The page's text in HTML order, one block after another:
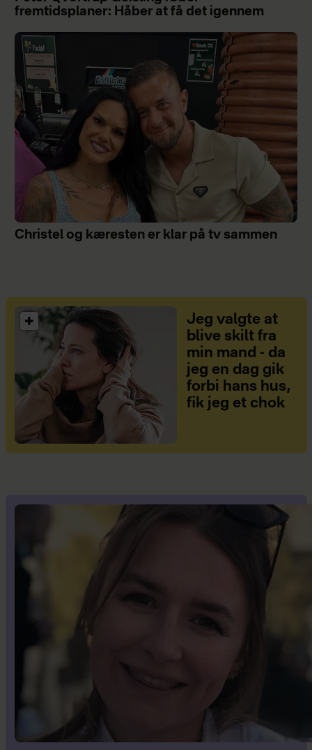
fremtidsplaner: Håber at få det igennem
Christel og kæresten er klar på tv sammen
Jeg valgte at
blive skilt fra
min mand - da
jeg en dag gik
forbi hans hus,
fik jeg et chok